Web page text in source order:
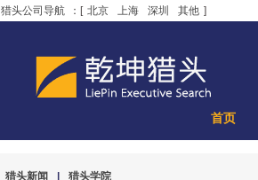
猎头公司导航 ：[ 北京 上海 深圳 其他 ]
首页
猎头新闻 猎头学院